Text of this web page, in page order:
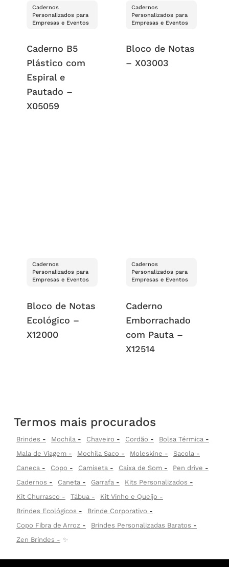
Cadernos
Personalizados para
Empresas e Eventos
Caderno B5
Plástico com
Espiral e
Pautado –
X05059
Cadernos
Personalizados para
Empresas e Eventos
Bloco de Notas
– X03003
Cadernos
Personalizados para
Empresas e Eventos
Bloco de Notas
Ecológico –
X12000
Cadernos
Personalizados para
Empresas e Eventos
Caderno
Emborrachado
com Pauta –
X12514
Termos mais procurados
Brindes Mochila Chaveiro Cordão
Bolsa Térmica
Mala de Viagem
Mochila Saco Moleskine
Sacola
Caneca
Copo Camiseta Caixa de Som
Pen drive
Cadernos
Caneta Garrafa
Kits Personalizados
Kit Churrasco
Tábua
Kit Vinho e Queijo
Brindes Ecológicos
Brinde Corporativo
Copo Fibra de Arroz
Brindes Personalizadas Baratos
Zen Brindes
✨